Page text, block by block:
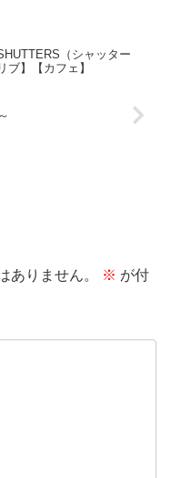
（シャッター
ブ】【カフェ】
ありません。 ※ が付